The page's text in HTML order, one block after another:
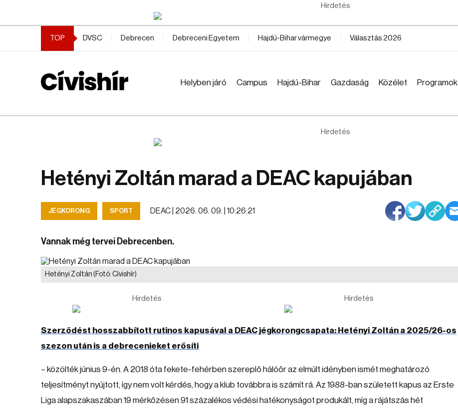
Hirdetés
TOP DVSC Debrecen Debreceni Egyetem Hajdú-Bihar vármegye Választás 2026
Helyben járó Campus Hajdú-Bihar Gazdaság Közélet Programok
Hirdetés
Hetényi Zoltán marad a DEAC kapujában
JÉGKORONG SPORT DEAC | 2026. 06. 09. | 10:26:21
Vannak még tervei Debrecenben.
Hetényi Zoltán (Fotó: Cívishír)
Hirdetés Hirdetés
Szerződést hosszabbított rutinos kapusával a DEAC jégkorongcsapata: Hetényi Zoltán a 2025/26-os
szezon után is a debrecenieket erősíti
– közölték június 9-én. A 2018 óta fekete-fehérben szereplő hálóőr az elmúlt idényben ismét meghatározó
teljesítményt nyújtott, így nem volt kérdés, hogy a klub továbbra is számít rá. Az 1988-ban született kapus az Erste
Liga alapszakaszában 19 mérkőzésen 91 százalékos védési hatékonyságot produkált, míg a rájátszás hét